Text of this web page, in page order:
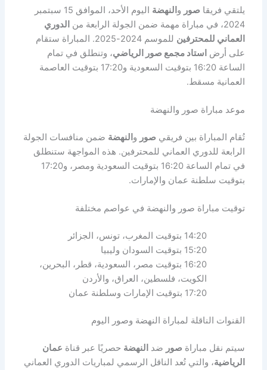
يلتقي فريقا صور و النهضة
اليوم الأحد، الموافق 15 سبتمبر
2024، في مباراة مهمة ضمن الجولة الرابعة من
الدوري
العماني للمحترفين
للموسم 2024-2025. المباراة ستقام
على أرض استاد مجمع صور الرياضي، وتنطلق في تمام
الساعة 16:20 بتوقيت السعودية و17:20 بتوقيت العاصمة
العمانية مسقط.
موعد مباراة صور والنهضة
تُقام المباراة بين فريقي صور و النهضة ضمن منافسات الجولة
الرابعة للدوري العماني للمحترفين. هذه المواجهة ستنطلق
في تمام الساعة 16:20 بتوقيت السعودية ومصر، و17:20
بتوقيت سلطنة عمان والإمارات.
توقيت مباراة صور والنهضة في عواصم مختلفة
14:20 بتوقيت المغرب، تونس، الجزائر
15:20 بتوقيت السودان وليبيا
16:20 بتوقيت مصر، السعودية، قطر، البحرين،
الكويت، فلسطين، العراق، والأردن
17:20 بتوقيت الإمارات وسلطنة عمان
القنوات الناقلة لمباراة النهضة وصور اليوم
سيتم نقل مباراة صور ضد النهضة حصريًا عبر قناة عمان
الرياضية، والتي تُعد الناقل الرسمي لمباريات الدوري العماني